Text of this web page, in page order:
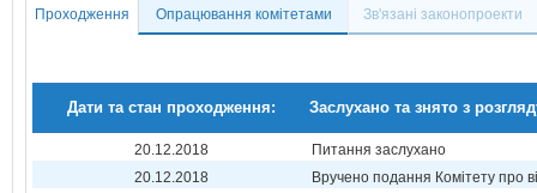
Проходження Опрацювання комітетами Зв'язані законопроекти
Дати та стан проходження: Заслухано та знято з
20.12.2018
Питання заслухано
20.12.2018
Вручено подання Комітету про